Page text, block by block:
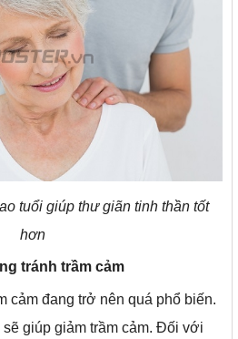
tuổi giúp thư giãn tinh thần tốt
hơn
tránh trầm cảm
cảm đang trở nên quá phổ biến.
giúp giảm trầm cảm. Đối với